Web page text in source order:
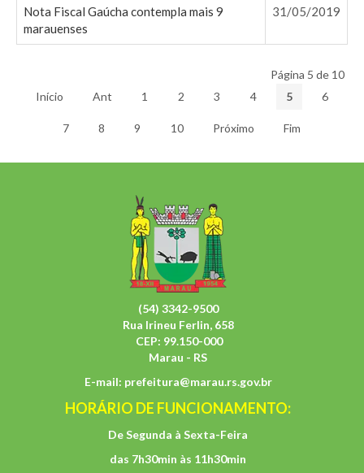
Nota Fiscal Gaúcha contempla mais 9
marauenses
31/05/2019
Página 5 de 10
Início
Ant 1 2 3 4 5 6
7 8 9 10 Próximo Fim
(54) 3342-9500
Rua Irineu Ferlin, 658
CEP: 99.150-000
Marau - RS
E-mail: prefeitura@marau.rs.gov.br
HORÁRIO DE FUNCIONAMENTO:
De Segunda à Sexta-Feira
das 7h30min às 11h30min